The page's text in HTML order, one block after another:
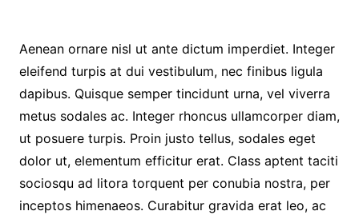
Aenean ornare nisl ut ante dictum imperdiet. Integer
eleifend turpis at dui vestibulum, nec finibus ligula
dapibus. Quisque semper tincidunt urna, vel viverra
metus sodales ac. Integer rhoncus ullamcorper diam,
ut posuere turpis. Proin justo tellus, sodales eget
dolor ut, elementum efficitur erat. Class aptent taciti
sociosqu ad litora torquent per conubia nostra, per
inceptos himenaeos. Curabitur gravida erat leo, ac